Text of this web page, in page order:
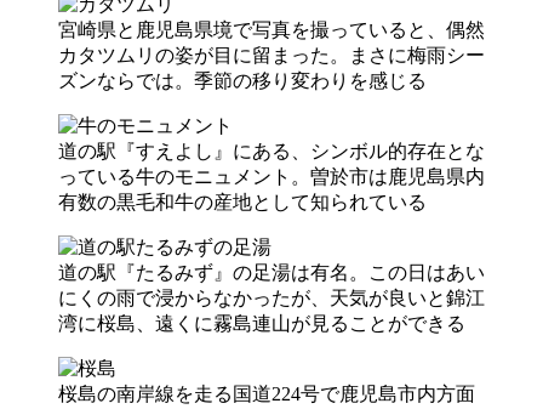
宮崎県と鹿児島県境で写真を撮っていると、偶然
カタツムリの姿が目に留まった。まさに梅雨シー
ズンならでは。季節の移り変わりを感じる
道の駅『すえよし』にある、シンボル的存在とな
っている牛のモニュメント。曽於市は鹿児島県内
有数の黒毛和牛の産地として知られている
道の駅『たるみず』の足湯は有名。この日はあい
にくの雨で浸からなかったが、天気が良いと錦江
湾に桜島、遠くに霧島連山が見ることができる
桜島の南岸線を走る国道224号で鹿児島市内方面